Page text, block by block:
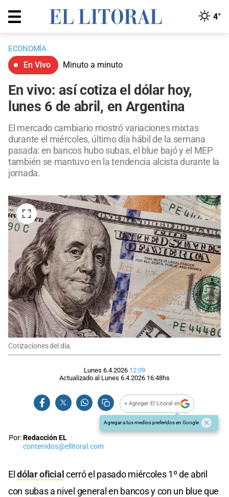
4°
ECONOMÍA
En Vivo Minuto a minuto
En vivo: así cotiza el dólar hoy,
lunes 6 de abril, en Argentina
El mercado cambiario mostró variaciones mixtas
durante el miércoles, último día hábil de la semana
pasada: en bancos hubo subas, el blue bajó y el MEP
también se mantuvo en la tendencia alcista durante la
jornada.
Cotizaciones del día.
Lunes 6.4.2026 12:09
Actualizado al Lunes 6.4.2026 16:48hs
+ Agregar El Litoral en
Agregar a tus medios preferidos en Google
Por:Redacción EL
contenidos@ellitoral.com
Eldólar oficialcerró el pasado miércoles 1º de abril
con subas a nivel general en bancos y con un blue que